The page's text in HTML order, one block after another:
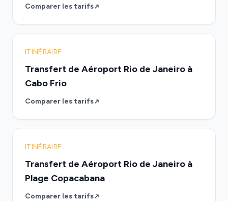
Comparer les tarifs
ITINÉRAIRE
Transfert de Aéroport Rio de Janeiro à
Cabo Frio
Comparer les tarifs
ITINÉRAIRE
Transfert de Aéroport Rio de Janeiro à
Plage Copacabana
Comparer les tarifs